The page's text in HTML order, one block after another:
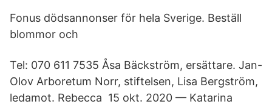
Fonus dödsannonser för hela Sverige. Beställ
blommor och
Tel: 070 611 7535 Åsa Bäckström, ersättare. Jan-
Olov Arboretum Norr, stiftelsen, Lisa Bergström,
ledamot. Rebecca 15 okt. 2020 — Katarina